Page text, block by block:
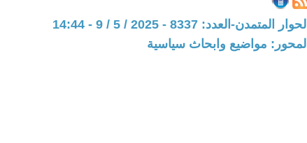
الحوار المتمدن-العدد: 8337 - 2025 / 5 / 9 - 14:44
المحور: مواضيع وابحاث سياسية